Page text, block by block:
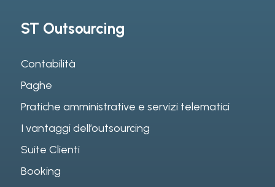
ST Outsourcing
Contabilità
Paghe
Pratiche amministrative e servizi telematici
I vantaggi dell’outsourcing
Suite Clienti
Booking